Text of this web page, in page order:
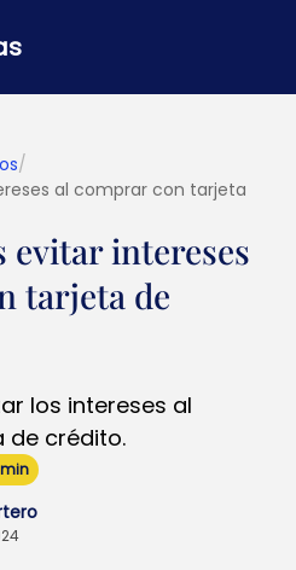
/
al comprar con tarjeta
evitar intereses
tarjeta de
los intereses al
de crédito.